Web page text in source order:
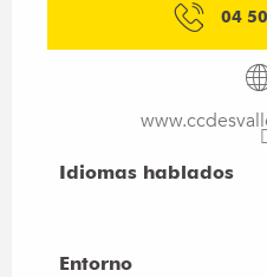
04
Idiomas hablados
Idiomas hablados
Entorno
Entorno